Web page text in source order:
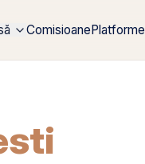
ComisioanePlatforme